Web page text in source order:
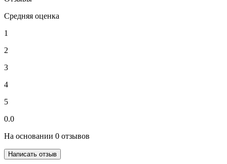
Средняя оценка
1
2
3
4
5
0.0
На основании 0 отзывов
Написать отзыв